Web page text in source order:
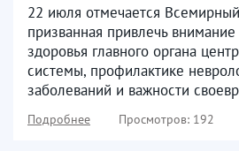
22 июля отмечается
призванная привлечь
здоровья главного органа
системы, профилактике
заболеваний и важности
Подробнее Просмотров: 192